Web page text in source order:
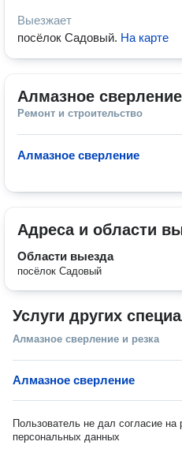
Выезжает
посёлок Садовый. На карте
Алмазное
Ремонт и строительство
Алмазное сверление
Адреса и области
Области выезда
посёлок Садовый
Услуги других
Алмазное сверление и резка
Алмазное сверление
Пользователь не дал согласие на
персональных данных